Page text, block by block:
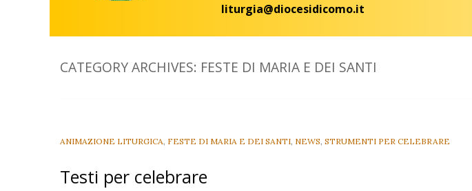
liturgia@diocesidicomo.it
CATEGORY ARCHIVES: FESTE DI MARIA E DEI SANTI
ANIMAZIONE LITURGICA FESTE DI MARIA E DEI SANTI NEWS STRUMENTI PER CELEBRARE
Testi per celebrare